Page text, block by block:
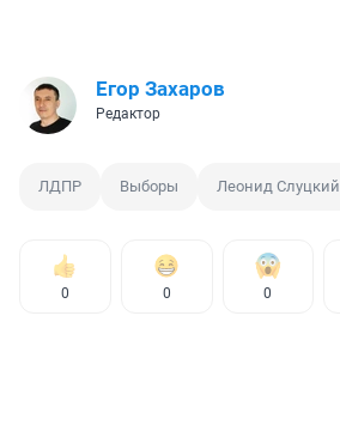
Егор Захаров
Редактор
ЛДПР Выборы Леонид Слуцкий
0 0 0